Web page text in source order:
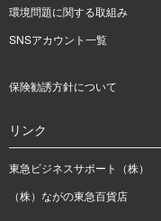
環境問題に関する取組み
SNSアカウント一覧
保険勧誘方針について
リンク
東急ビジネスサポート（株）
（株）ながの東急百貨店